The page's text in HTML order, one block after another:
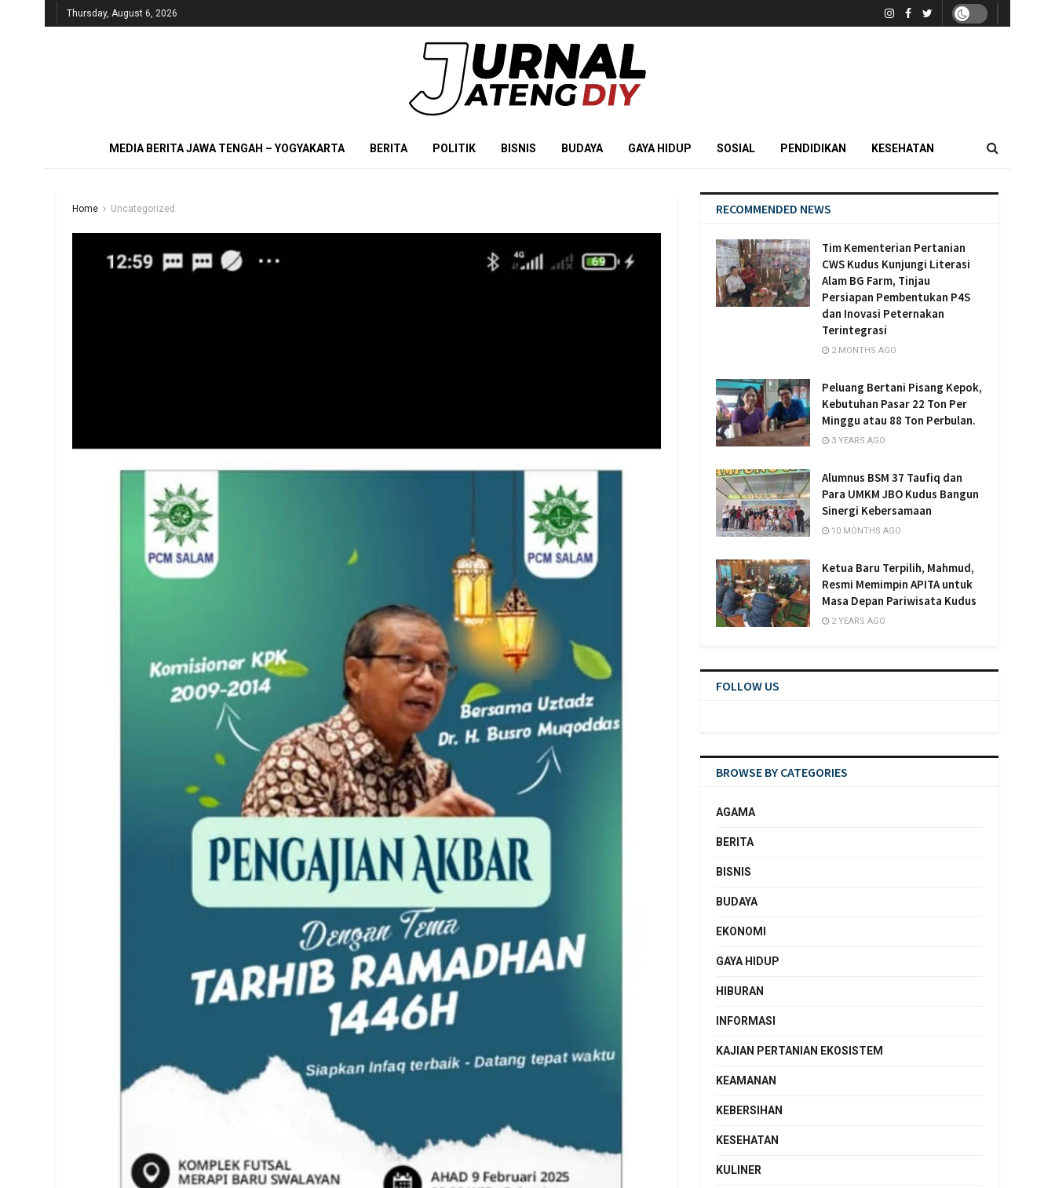
Thursday, August 6, 2026
MEDIA BERITA JAWA TENGAH – YOGYAKARTA BERITA POLITIK BISNIS BUDAYA GAYA HIDUP SOSIAL PENDIDIKAN KESEHATAN
Home Uncategorized RECOMMENDED NEWS
Tim Kementerian Pertanian
CWS Kudus Kunjungi Literasi
Alam BG Farm, Tinjau
Persiapan Pembentukan P4S
dan Inovasi Peternakan
Terintegrasi
2 MONTHS AGO
Peluang Bertani Pisang Kepok,
Kebutuhan Pasar 22 Ton Per
Minggu atau 88 Ton Perbulan.
3 YEARS AGO
Alumnus BSM 37 Taufiq dan
Para UMKM JBO Kudus Bangun
Sinergi Kebersamaan
10 MONTHS AGO
Ketua Baru Terpilih, Mahmud,
Resmi Memimpin APITA untuk
Masa Depan Pariwisata Kudus
2 YEARS AGO
FOLLOW US
BROWSE BY CATEGORIES
AGAMA
BERITA
BISNIS
BUDAYA
EKONOMI
GAYA HIDUP
HIBURAN
INFORMASI
KAJIAN PERTANIAN EKOSISTEM
KEAMANAN
KEBERSIHAN
KESEHATAN
KULINER